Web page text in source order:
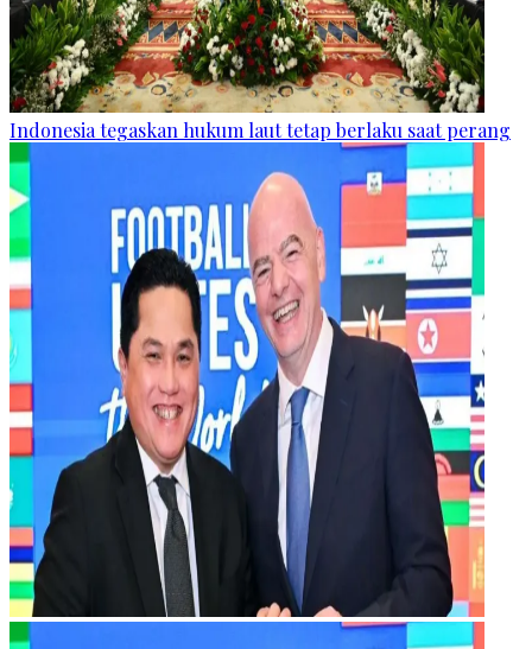
Indonesia tegaskan hukum laut tetap berlaku saat perang